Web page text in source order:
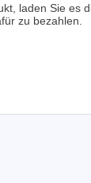
laden Sie es
zu bezahlen.